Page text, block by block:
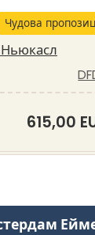
Чудова
Ньюкасл
615,00